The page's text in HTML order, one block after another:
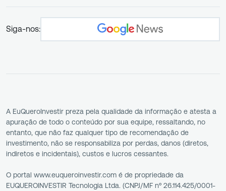
Siga-nos:
A EuQueroInvestir preza pela qualidade da informação e atesta a
apuração de todo o conteúdo por sua equipe, ressaltando, no
entanto, que não faz qualquer tipo de recomendação de
investimento, não se responsabiliza por perdas, danos (diretos,
indiretos e incidentais), custos e lucros cessantes.
O portal www.euqueroinvestir.com é de propriedade da
EUQUEROINVESTIR Tecnologia Ltda. (CNPJ/MF nº 26.114.425/0001-